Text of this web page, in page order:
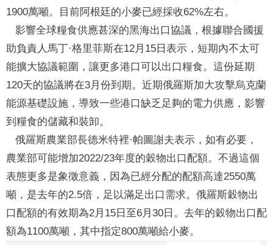
1900萬噸。目前阿根廷的小麥已經採收62%左右。
影響全球糧食供應甚深的黑海出口協議，根據聯合國援
助負責人馬丁·格里菲斯在12月15日表示，短期內不太可
能擴大協議範圍，讓更多港口可以出口糧食。這份延期
120天的協議將在3月份到期。近期俄羅斯加大攻擊烏克蘭
能源基礎設施，導致一些港口缺乏足夠的電力供應，影響
到糧食的儲藏和裝卸。
俄羅斯農業部長德米特裡·帕圖謝夫表示，如有必要，
農業部可能增加2022/23年度的穀物出口配額。不過這個
表態更多是象徵意義，因為已經分配的配額高達2550萬
噸，是去年的2.5倍，足以滿足出口需求。俄羅斯穀物出
口配額的有效期為2月15日至6月30日。去年的穀物出口配
額為1100萬噸，其中指定800萬噸給小麥。